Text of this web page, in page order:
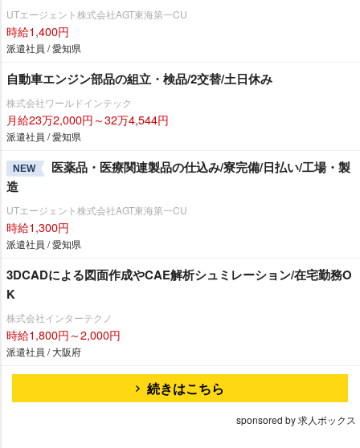
UTエージェント株式会社AGT東海第一CU
時給1,400円
派遣社員 / 愛知県
自動車エンジン部品の組立・検品/2交替/土日休み
株式会社ワールドインテック
月給23万2,000円～32万4,544円
派遣社員 / 愛知県
NEW
医薬品・医療関連製品の仕込み/寮完備/日払い/工場・製
造
UTエージェント株式会社AGT東海第一CU
時給1,300円
派遣社員 / 愛知県
3DCADによる図面作成やCAE解析シュミレーション/在宅勤務O
K
株式会社インターテクノ
時給1,800円～2,000円
派遣社員 / 大阪府
続きはこちら
sponsored by 求人ボックス